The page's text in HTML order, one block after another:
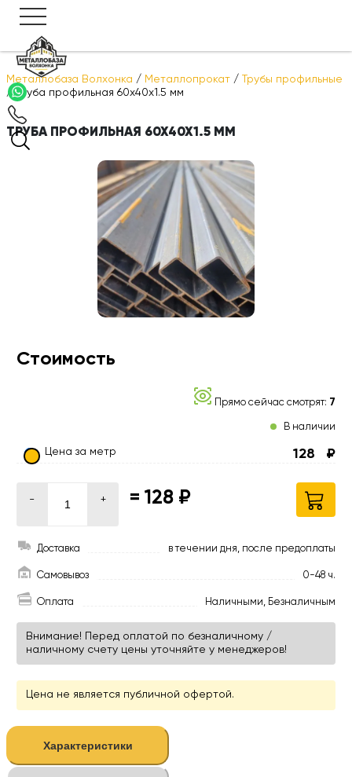
Металлобаза Волхонка / Металлопрокат /
Трубы профильные
/Труба профильная 60х40х1.5 мм
ТРУБА ПРОФИЛЬНАЯ 60Х40Х1.5 ММ
Стоимость
Прямо сейчас смотрят: 7
В наличии
Цена за метр 128 ₽
- + = 128 ₽
Доставка в течении дня, после предоплаты
Самовывоз 0-48 ч.
Оплата Наличными, Безналичным
Внимание! Перед оплатой по безналичному /
наличному счету цены уточняйте у менеджеров!
Цена не является публичной офертой.
Характеристики